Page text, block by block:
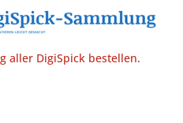
aller DigiSpick bestellen.